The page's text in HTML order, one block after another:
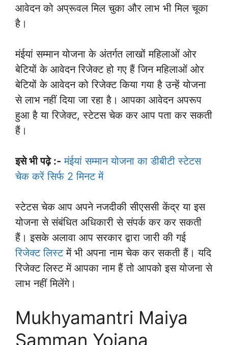
आवेदन को अप्रूवल मिल चुका और लाभ भी मिल चूका
है।
मंईयां सम्मान योजना के अंतर्गत लाखों महिलाओं ओर
बेटियों के आवेदन रिजेक्ट हो गए हैं जिन महिलाओं ओर
बेटियों के आवेदन को रिजेक्ट किया गया है उन्हें योजना
से लाभ नहीं दिया जा रहा है। आपका आवेदन अपरूप
हुआ है या रिजेक्ट, स्टेटस चेक कर आप पता कर सकती
हैं।
इसे भी पढ़े :- मंईयां सम्मान योजना का डीबीटी स्टेटस
चेक करें सिर्फ 2 मिनट में
स्टेटस चेक आप अपने नजदीकी सीएससी केंद्र या इस
योजना से संबंधित अधिकारी से संपर्क कर कर सकती
हैं। इसके अलावा आप सरकार द्वारा जारी की गई
रिजेक्ट लिस्टमें भी अपना नाम चेक कर सकती हैं। यदि
रिजेक्ट लिस्ट में आपका नाम हैं तो आपको इस योजना से
लाभ नहीं मिलेंगे।
Mukhyamantri Maiya
Samman Yojana